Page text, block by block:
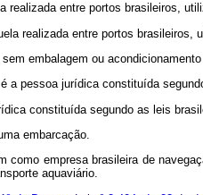
realizada entre portos brasileiros,
realizada entre portos brasileiros,
embalagem ou
a pessoa jurídica constituída
constituída segundo as leis
embarcação.
como empresa brasileira de
aquaviário.